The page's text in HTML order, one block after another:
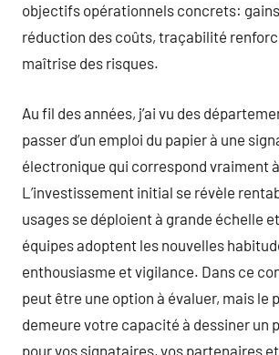
objectifs opérationnels concrets:
réduction des coûts, traçabilité
maîtrise des risques.
Au fil des années, j’ai vu des
passer d’un emploi du papier à une
électronique qui correspond vraiment
L’investissement initial se révèle
usages se déploient à grande échelle
équipes adoptent les nouvelles
enthousiasme et vigilance. Dans ce
peut être une option à évaluer, mais le
demeure votre capacité à dessiner un
pour vos signataires, vos partenaires